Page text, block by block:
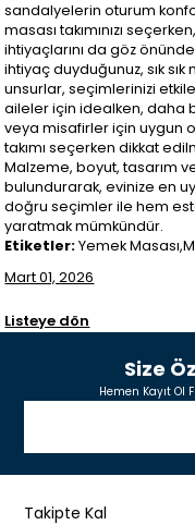
sandalyelerin oturum
masası takımınızı
ihtiyaçlarını da göz önünde
ihtiyaç duyduğunuz, sık
unsurlar, seçimlerinizi
aileler için idealken, daha
veya misafirler için uygun
takımı seçerken dikkat
Malzeme, boyut, tasarım
bulundurarak, evinize en
doğru seçimler ile hem
yaratmak mümkündür.
Etiketler:Yemek
Mart 01, 2026
Listeye dön
Size
Hemen Kayıt Ol
Takipte Kal